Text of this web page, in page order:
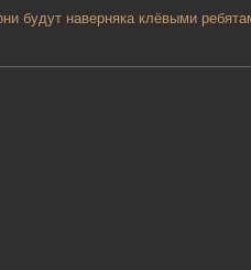
будут наверняка клёвыми